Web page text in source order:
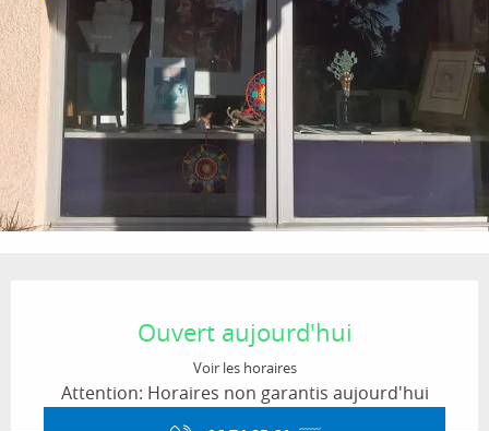
Ouvert aujourd'hui
Voir les horaires
Attention: Horaires non garantis aujourd'hui